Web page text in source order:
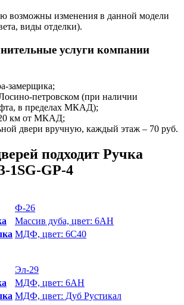
возможны изменения в данной модели
виды отделки).
услуги компании
замерщика;
петровском (при наличии
в пределах МКАД);
км от МКАД;
двери вручную, каждый этаж – 70 руб.
подходит Ручка
1SG-GP-4
Ф-26
Массив дуба, цвет: 6АН
МДФ, цвет: 6С40
Эл-29
МДФ, цвет: 6АН
МДФ, цвет: Дуб Рустикал